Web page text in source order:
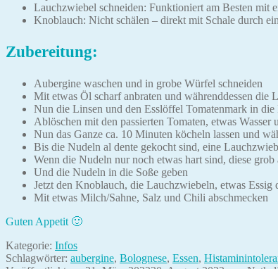
Lauchzwiebel schneiden: Funktioniert am Besten mit
Knoblauch: Nicht schälen – direkt mit Schale durch
Zubereitung:
Aubergine waschen und in grobe Würfel schneiden
Mit etwas Öl scharf anbraten und währenddessen die
Nun die Linsen und den Esslöffel Tomatenmark in die
Ablöschen mit den passierten Tomaten, etwas
Nun das Ganze ca. 10 Minuten köcheln lassen und
Bis die Nudeln al dente gekocht sind, eine
Wenn die Nudeln nur noch etwas hart sind, diese
Und die Nudeln in die Soße geben
Jetzt den Knoblauch, die Lauchzwiebeln, etwas Essig
Mit etwas Milch/Sahne, Salz und Chili abschmecken
Guten Appetit 🙂
Kategorie: Infos
Schlagwörter: aubergine, Bolognese, Essen,